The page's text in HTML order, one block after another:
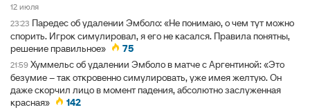
12 июля
23:23 Паредес об удалении Эмболо: «Не понимаю, о чем тут можно
спорить. Игрок симулировал, я его не касался. Правила понятны,
решение правильное»
75
21:59 Хуммельс об удалении Эмболо в матче с Аргентиной: «Это
безумие – так откровенно симулировать, уже имея желтую. Он
даже скорчил лицо в момент падения, абсолютно заслуженная
красная»
142